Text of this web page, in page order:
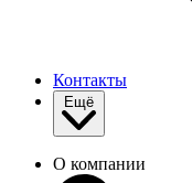
Контакты
О компании